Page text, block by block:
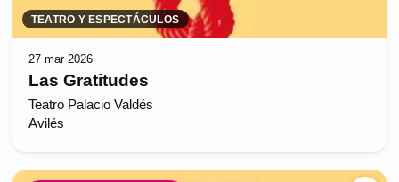
TEATRO Y ESPECTÁCULOS
27 mar 2026
Las Gratitudes
Teatro Palacio Valdés
Avilés